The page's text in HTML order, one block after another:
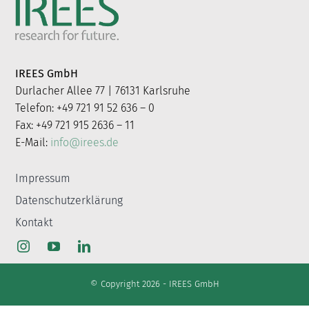
nach:
IREES GmbH
Durlacher Allee 77 | 76131 Karlsruhe
Telefon: +49 721 91 52 636 – 0
Fax: +49 721 915 2636 – 11
E-Mail: info@irees.de
Impressum
Datenschutzerklärung
Kontakt
© Copyright 2026 - IREES GmbH